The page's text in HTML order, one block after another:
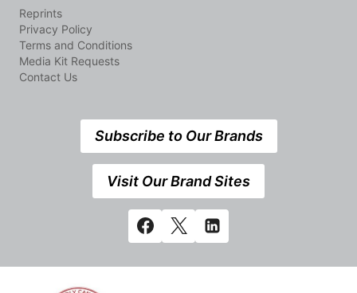
Reprints
Privacy Policy
Terms and Conditions
Media Kit Requests
Contact Us
Subscribe to Our Brands
Visit Our Brand Sites